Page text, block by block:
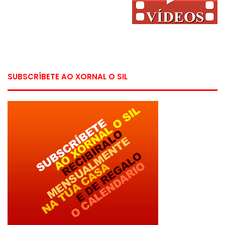
SUBSCRÍBETE AO XORNAL O SIL